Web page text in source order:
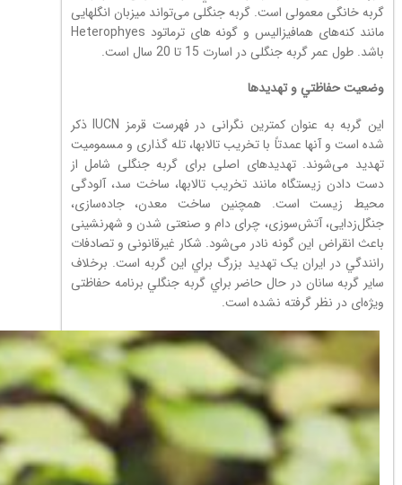
گربه خانگی معمولی است. گربه جنگلی می‌تواند میزبان انگلهایی
مانند کنه‌های همافیزالیس و گونه های ترماتود Heterophyes
باشد. طول عمر گربه جنگلی در اسارت 15 تا 20 سال است.
وضعيت حفاظتي و تهديدها
این گربه به عنوان کمترین نگرانی در فهرست قرمز IUCN ذکر
شده است و آنها عمدتاً با تخریب تالابها، تله گذاری و مسمومیت
تهدید می‌شوند. تهدیدهای اصلی برای گربه جنگلی شامل از
دست دادن زیستگاه مانند تخریب تالابها، ساخت سد، آلودگی
محیط زیست است. همچنین ساخت معدن، جاده‌سازی،
جنگل‌زدایی، آتش‌سوزی، چرای دام و صنعتی شدن و شهرنشینی
باعث انقراض این گونه نادر می‌شود. شکار غیرقانونی و تصادفات
رانندگي در ایران یک تهدید بزرگ براي اين گربه است. برخلاف
سایر گربه سانان در حال حاضر براي گربه جنگلي برنامه حفاظتی
ویژه‌ای در نظر گرفته نشده است.